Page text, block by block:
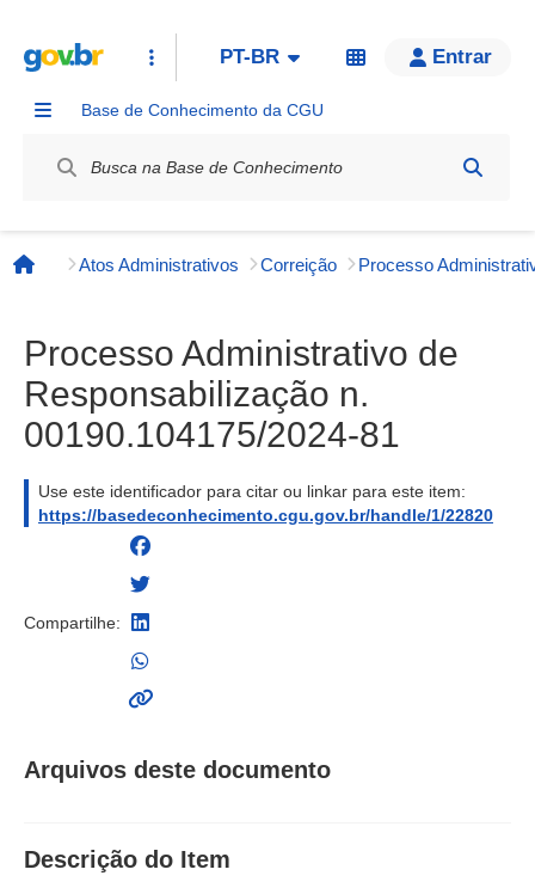
PT-BR Entrar
Base de Conhecimento da CGU
Página inicial
Atos Administrativos Correição
Processo Administrativo de
Responsabilização n.
00190.104175/2024-81
Use este identificador para citar ou linkar para este item:
https://basedeconhecimento.cgu.gov.br/handle/1/22820
Compartilhe:
Arquivos deste documento
Descrição do Item